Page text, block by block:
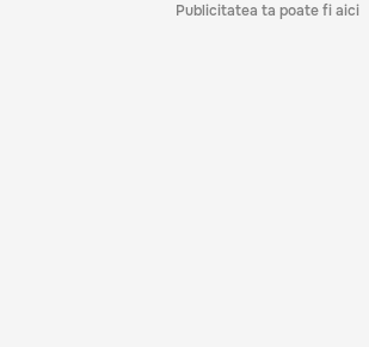
Publicitatea ta poate fi aici